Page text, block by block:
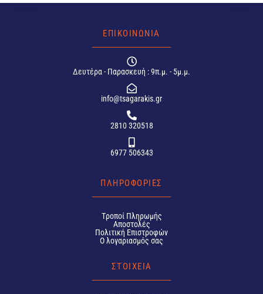
ΕΠΙΚΟΙΝΩΝΙΑ
Δευτέρα - Παρασκευή : 9π.μ. - 5μ.μ.
info@tsagarakis.gr
2810 320518
6977 506343
ΠΛΗΡΟΦΟΡΙΕΣ
Tροποί Πληρωμής
Αποστολές
Πολιτική Επιστροφών
Ο λογαριασμός σας
ΣΤΟΙΧΕΙΑ